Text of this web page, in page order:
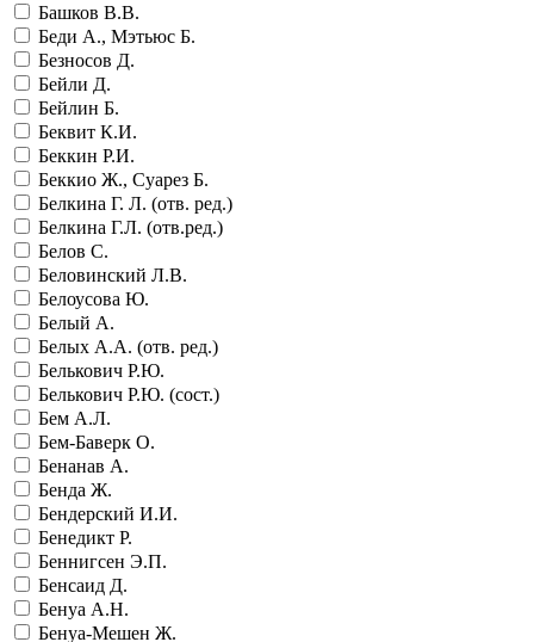
Башков В.В.
Беди А., Мэтьюс Б.
Безносов Д.
Бейли Д.
Бейлин Б.
Беквит К.И.
Беккин Р.И.
Беккио Ж., Суарез Б.
Белкина Г. Л. (отв. ред.)
Белкина Г.Л. (отв.ред.)
Белов С.
Беловинский Л.В.
Белоусова Ю.
Белый А.
Белых А.А. (отв. ред.)
Белькович Р.Ю.
Белькович Р.Ю. (сост.)
Бем А.Л.
Бем-Баверк О.
Бенанав А.
Бенда Ж.
Бендерский И.И.
Бенедикт Р.
Беннигсен Э.П.
Бенсаид Д.
Бенуа А.Н.
Бенуа-Мешен Ж.